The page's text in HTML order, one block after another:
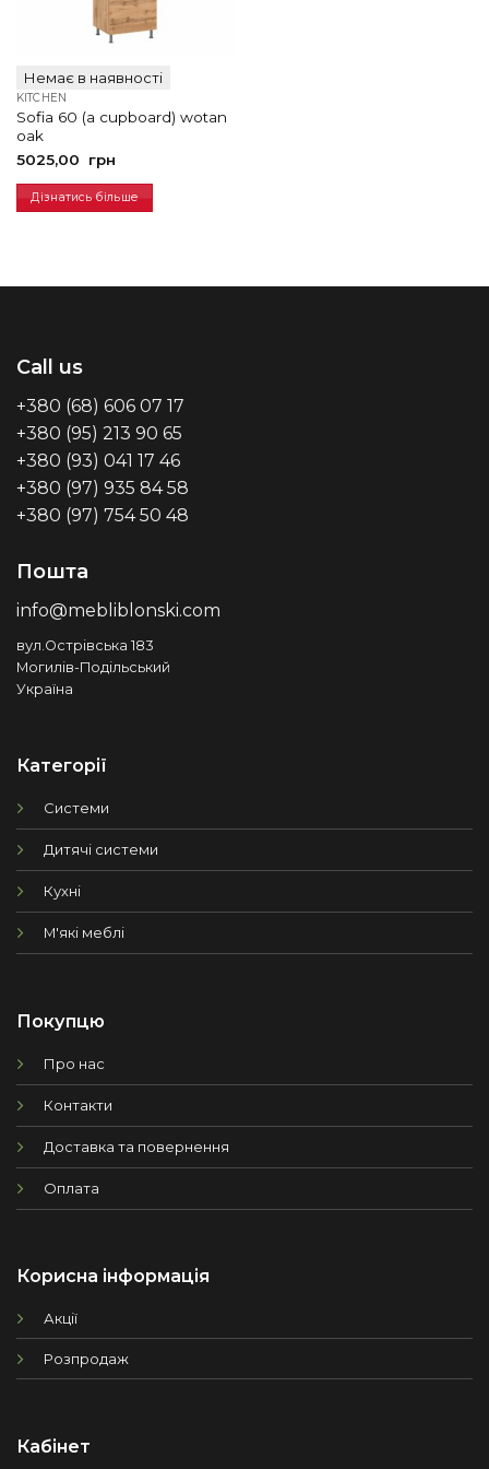
Немає в наявності
KITCHEN
Sofia 60 (a cupboard) wotan
oak
5025,00
грн
Дізнатись більше
Call us
+380 (68) 606 07 17
+380 (95) 213 90 65
+380 (93) 041 17 46
+380 (97) 935 84 58
+380 (97) 754 50 48
Пошта
info@mebliblonski.com
вул.Острівська 183
Могилів-Подільський
Україна
Категорії
Системи
Дитячі системи
Кухні
М'які меблі
Покупцю
Про нас
Контакти
Доставка та повернення
Оплата
Корисна інформація
Акції
Розпродаж
Кабінет